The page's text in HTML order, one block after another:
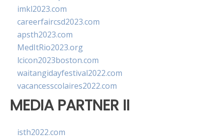
imkl2023.com
careerfaircsd2023.com
apsth2023.com
MedItRio2023.org
lcicon2023boston.com
waitangidayfestival2022.com
vacancesscolaires2022.com
MEDIA PARTNER II
isth2022.com